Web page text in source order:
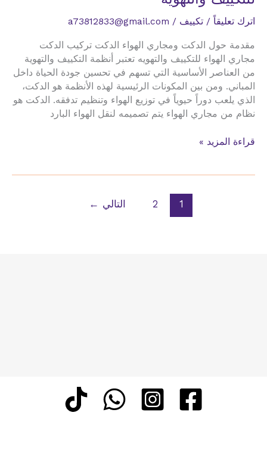
اترك تعليقاً / تكييف /
a73812833@gmail.com
مقدمة حول الدكت ومجاري الهواء الدكت تركيب الدكت
مجاري الهواء للتكييف والتهويه تعتبر أنظمة التكييف والتهوية
من العناصر الأساسية التي تسهم في تحسين جودة الحياة داخل
المباني. ومن بين المكونات الرئيسية لهذه الأنظمة هو الدكت،
الذي يلعب دوراً حيوياً في توزيع الهواء وتنظيم تدفقه. الدكت هو
نظام من مجاري الهواء يتم تصميمه لنقل الهواء البارد
الدكت
قراءة المزيد »
1
2 التالي ←